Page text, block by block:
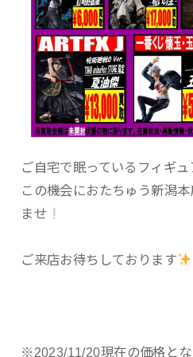
ご自宅で眠っているフィギ
この機会におたちゅう新潟
ませ
ご来店お待ちしております
※2023/11/20現在の価格とな